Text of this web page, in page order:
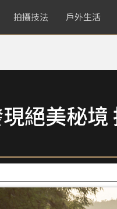
拍攝技法 戶外生活
絕美秘境